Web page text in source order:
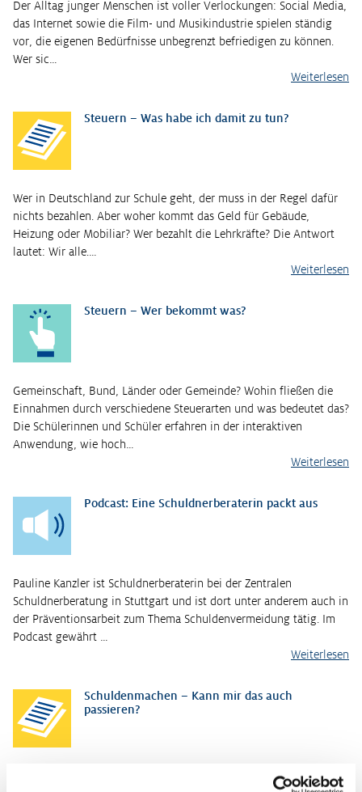
Der Alltag junger Menschen ist voller Verlockungen: Social Media,
das Internet sowie die Film- und Musikindustrie spielen ständig
vor, die eigenen Bedürfnisse unbegrenzt befriedigen zu können.
Wer sic…
Weiterlesen
Steuern – Was habe ich damit zu tun?
Wer in Deutschland zur Schule geht, der muss in der Regel dafür
nichts bezahlen. Aber woher kommt das Geld für Gebäude,
Heizung oder Mobiliar? Wer bezahlt die Lehrkräfte? Die Antwort
lautet: Wir alle.…
Weiterlesen
Steuern – Wer bekommt was?
Gemeinschaft, Bund, Länder oder Gemeinde? Wohin fließen die
Einnahmen durch verschiedene Steuerarten und was bedeutet das?
Die Schülerinnen und Schüler erfahren in der interaktiven
Anwendung, wie hoch…
Weiterlesen
Podcast: Eine Schuldnerberaterin packt aus
Pauline Kanzler ist Schuldnerberaterin bei der Zentralen
Schuldnerberatung in Stuttgart und ist dort unter anderem auch in
der Präventionsarbeit zum Thema Schuldenvermeidung tätig. Im
Podcast gewährt …
Weiterlesen
Schuldenmachen – Kann mir das auch
passieren?
Die einen sind Sparfüchse und erfüllen sich Wünsche mit ihrem